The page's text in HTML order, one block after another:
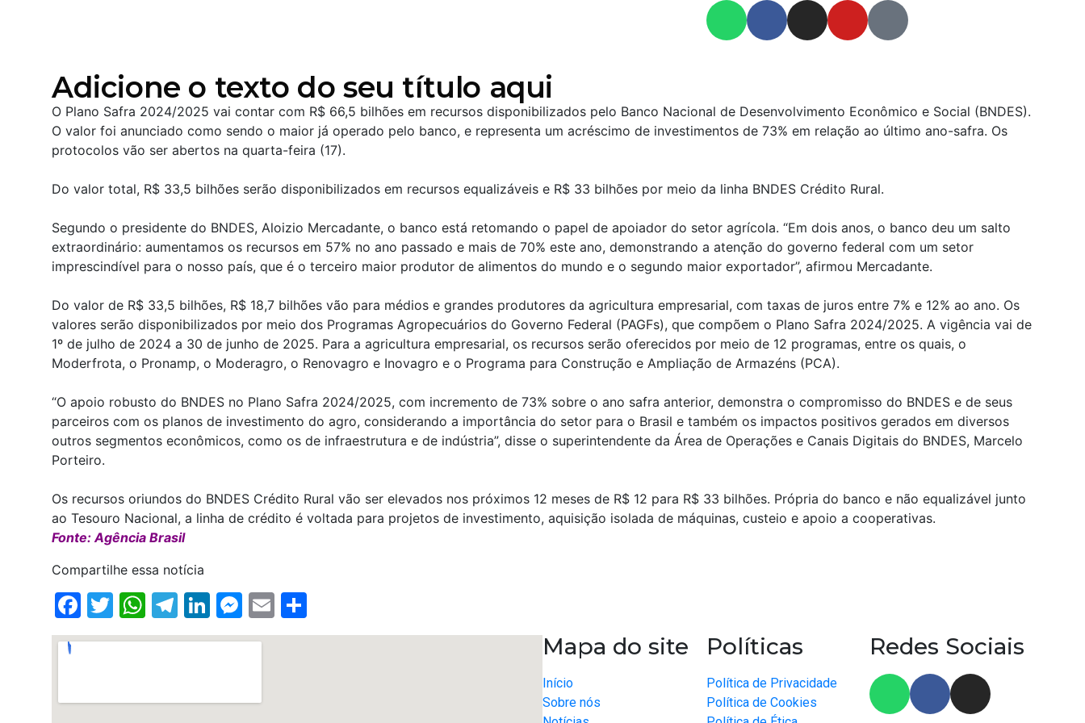
Adicione o texto do seu título aqui
O Plano Safra 2024/2025 vai contar com R$ 66,5 bilhões em recursos disponibilizados pelo Banco Nacional de Desenvolvimento Econômico e Social (BNDES).
O valor foi anunciado como sendo o maior já operado pelo banco, e representa um acréscimo de investimentos de 73% em relação ao último ano-safra. Os
protocolos vão ser abertos na quarta-feira (17).
Do valor total, R$ 33,5 bilhões serão disponibilizados em recursos equalizáveis e R$ 33 bilhões por meio da linha BNDES Crédito Rural.
Segundo o presidente do BNDES, Aloizio Mercadante, o banco está retomando o papel de apoiador do setor agrícola. “Em dois anos, o banco deu um salto
extraordinário: aumentamos os recursos em 57% no ano passado e mais de 70% este ano, demonstrando a atenção do governo federal com um setor
imprescindível para o nosso país, que é o terceiro maior produtor de alimentos do mundo e o segundo maior exportador”, afirmou Mercadante.
Do valor de R$ 33,5 bilhões, R$ 18,7 bilhões vão para médios e grandes produtores da agricultura empresarial, com taxas de juros entre 7% e 12% ao ano. Os
valores serão disponibilizados por meio dos Programas Agropecuários do Governo Federal (PAGFs), que compõem o Plano Safra 2024/2025. A vigência vai de
1º de julho de 2024 a 30 de junho de 2025. Para a agricultura empresarial, os recursos serão oferecidos por meio de 12 programas, entre os quais, o
Moderfrota, o Pronamp, o Moderagro, o Renovagro e Inovagro e o Programa para Construção e Ampliação de Armazéns (PCA).
“O apoio robusto do BNDES no Plano Safra 2024/2025, com incremento de 73% sobre o ano safra anterior, demonstra o compromisso do BNDES e de seus
parceiros com os planos de investimento do agro, considerando a importância do setor para o Brasil e também os impactos positivos gerados em diversos
outros segmentos econômicos, como os de infraestrutura e de indústria”, disse o superintendente da Área de Operações e Canais Digitais do BNDES, Marcelo
Porteiro.
Os recursos oriundos do BNDES Crédito Rural vão ser elevados nos próximos 12 meses de R$ 12 para R$ 33 bilhões. Própria do banco e não equalizável junto
ao Tesouro Nacional, a linha de crédito é voltada para projetos de investimento, aquisição isolada de máquinas, custeio e apoio a cooperativas.
Fonte: Agência Brasil
Compartilhe essa notícia
Facebook
Twitter
WhatsApp
Telegram
LinkedIn
Messenger
Email
Mapa do site
Início
Sobre nós
Políticas
Política de Privacidade
Política de Cookies
Redes Sociais